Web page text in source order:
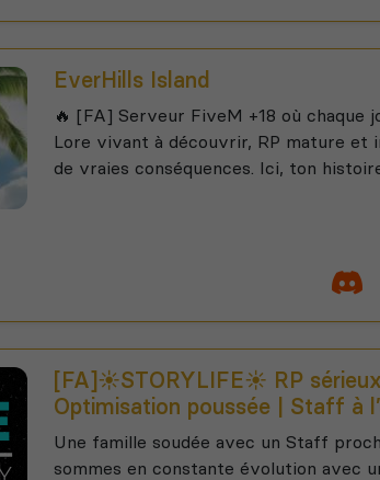
EverHills Island
🔥 [FA] Serveur FiveM +18 où chaque
Lore vivant à découvrir, RP mature et
de vraies conséquences. Ici, ton
[FA]☀️STORYLIFE☀️ RP
Optimisation poussée | Staff à
Une famille soudée avec un Staff
sommes en constante évolution avec